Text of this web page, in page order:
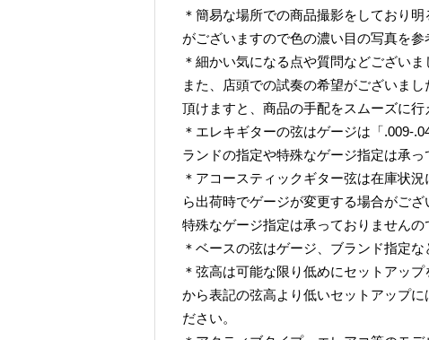
＊簡易な場所での商品撮影をしており
がございますので色の濃い目の写真を参
＊細かい気になる点や質問などござい
また、店頭での試奏の希望がございま
頂けますと、商品の手配をスムーズに行
＊エレキギターの弦はゲージは「.009-
ランドの指定や特殊なゲージ指定は承っ
＊アコースティックギター弦は在庫状
ら出荷時でゲージが変更する場合がご
特殊なゲージ指定は承っておりませんの
＊ベースの弦はゲージ、ブランド指定な
＊弦高は可能な限り低めにセットアッ
から表記の弦高より低いセットアップ
ださい。